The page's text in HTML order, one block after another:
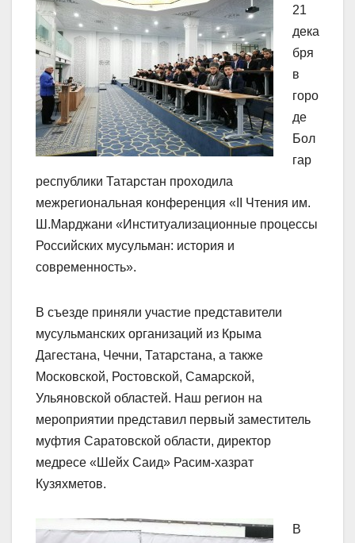
21
дека
бря
в
горо
де
Бол
гар
республики Татарстан проходила
межрегиональная конференция «II Чтения им.
Ш.Марджани «Институализационные процессы
Российских мусульман: история и
современность».
В съезде приняли участие представители
мусульманских организаций из Крыма
Дагестана, Чечни, Татарстана, а также
Московской, Ростовской, Самарской,
Ульяновской областей. Наш регион на
мероприятии представил первый заместитель
муфтия Саратовской области, директор
медресе «Шейх Саид» Расим-хазрат
Кузяхметов.
В